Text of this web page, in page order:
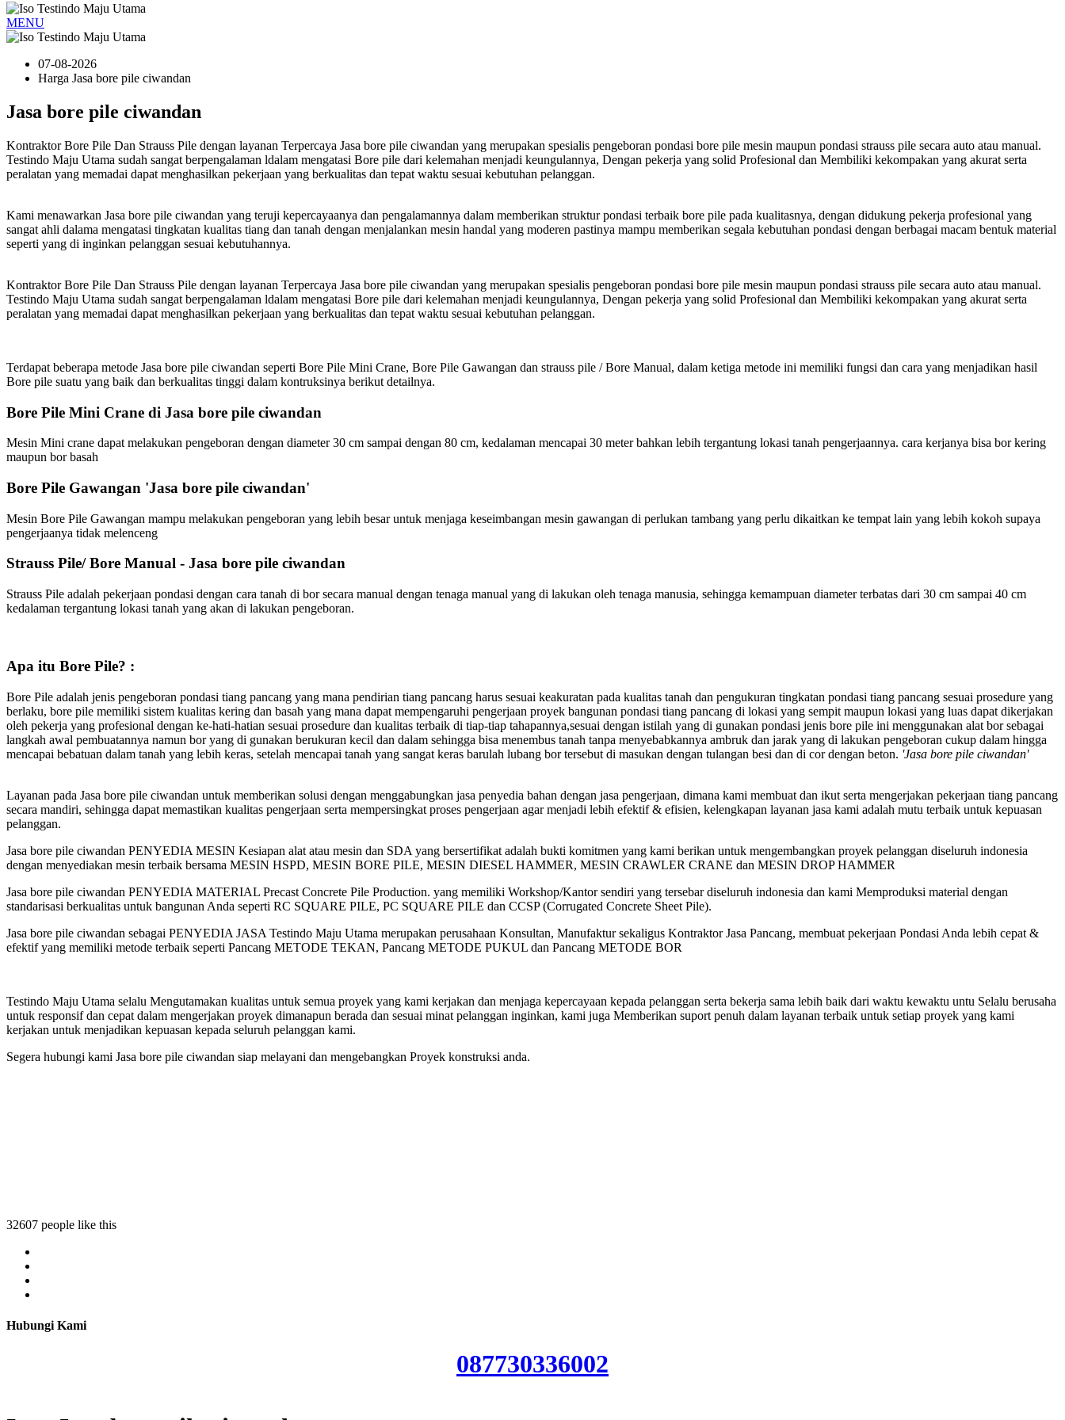
MENU
07-08-2026
Harga Jasa bore pile ciwandan
Jasa bore pile ciwandan
Kontraktor Bore Pile Dan Strauss Pile dengan layanan Terpercaya Jasa bore pile ciwandan yang merupakan spesialis pengeboran pondasi bore pile mesin maupun pondasi strauss pile secara auto atau manual.
Testindo Maju Utama sudah sangat berpengalaman ldalam mengatasi Bore pile dari kelemahan menjadi keungulannya, Dengan pekerja yang solid Profesional dan Membiliki kekompakan yang akurat serta
peralatan yang memadai dapat menghasilkan pekerjaan yang berkualitas dan tepat waktu sesuai kebutuhan pelanggan.
Kami menawarkan Jasa bore pile ciwandan yang teruji kepercayaanya dan pengalamannya dalam memberikan struktur pondasi terbaik bore pile pada kualitasnya, dengan didukung pekerja profesional yang
sangat ahli dalama mengatasi tingkatan kualitas tiang dan tanah dengan menjalankan mesin handal yang moderen pastinya mampu memberikan segala kebutuhan pondasi dengan berbagai macam bentuk material
seperti yang di inginkan pelanggan sesuai kebutuhannya.
Kontraktor Bore Pile Dan Strauss Pile dengan layanan Terpercaya Jasa bore pile ciwandan yang merupakan spesialis pengeboran pondasi bore pile mesin maupun pondasi strauss pile secara auto atau manual.
Testindo Maju Utama sudah sangat berpengalaman ldalam mengatasi Bore pile dari kelemahan menjadi keungulannya, Dengan pekerja yang solid Profesional dan Membiliki kekompakan yang akurat serta
peralatan yang memadai dapat menghasilkan pekerjaan yang berkualitas dan tepat waktu sesuai kebutuhan pelanggan.
Terdapat beberapa metode Jasa bore pile ciwandan seperti Bore Pile Mini Crane, Bore Pile Gawangan dan strauss pile / Bore Manual, dalam ketiga metode ini memiliki fungsi dan cara yang menjadikan hasil
Bore pile suatu yang baik dan berkualitas tinggi dalam kontruksinya berikut detailnya.
Bore Pile Mini Crane di Jasa bore pile ciwandan
Mesin Mini crane dapat melakukan pengeboran dengan diameter 30 cm sampai dengan 80 cm, kedalaman mencapai 30 meter bahkan lebih tergantung lokasi tanah pengerjaannya. cara kerjanya bisa bor kering
maupun bor basah
Bore Pile Gawangan 'Jasa bore pile ciwandan'
Mesin Bore Pile Gawangan mampu melakukan pengeboran yang lebih besar untuk menjaga keseimbangan mesin gawangan di perlukan tambang yang perlu dikaitkan ke tempat lain yang lebih kokoh supaya
pengerjaanya tidak melenceng
Strauss Pile/ Bore Manual - Jasa bore pile ciwandan
Strauss Pile adalah pekerjaan pondasi dengan cara tanah di bor secara manual dengan tenaga manual yang di lakukan oleh tenaga manusia, sehingga kemampuan diameter terbatas dari 30 cm sampai 40 cm
kedalaman tergantung lokasi tanah yang akan di lakukan pengeboran.
Apa itu Bore Pile? :
Bore Pile adalah jenis pengeboran pondasi tiang pancang yang mana pendirian tiang pancang harus sesuai keakuratan pada kualitas tanah dan pengukuran tingkatan pondasi tiang pancang sesuai prosedure yang
berlaku, bore pile memiliki sistem kualitas kering dan basah yang mana dapat mempengaruhi pengerjaan proyek bangunan pondasi tiang pancang di lokasi yang sempit maupun lokasi yang luas dapat dikerjakan
oleh pekerja yang profesional dengan ke-hati-hatian sesuai prosedure dan kualitas terbaik di tiap-tiap tahapannya,sesuai dengan istilah yang di gunakan pondasi jenis bore pile ini menggunakan alat bor sebagai
langkah awal pembuatannya namun bor yang di gunakan berukuran kecil dan dalam sehingga bisa menembus tanah tanpa menyebabkannya ambruk dan jarak yang di lakukan pengeboran cukup dalam hingga
mencapai bebatuan dalam tanah yang lebih keras, setelah mencapai tanah yang sangat keras barulah lubang bor tersebut di masukan dengan tulangan besi dan di cor dengan beton. 'Jasa bore pile ciwandan'
Layanan pada Jasa bore pile ciwandan untuk memberikan solusi dengan menggabungkan jasa penyedia bahan dengan jasa pengerjaan, dimana kami membuat dan ikut serta mengerjakan pekerjaan tiang pancang
secara mandiri, sehingga dapat memastikan kualitas pengerjaan serta mempersingkat proses pengerjaan agar menjadi lebih efektif & efisien, kelengkapan layanan jasa kami adalah mutu terbaik untuk kepuasan
pelanggan.
Jasa bore pile ciwandan PENYEDIA MESIN Kesiapan alat atau mesin dan SDA yang bersertifikat adalah bukti komitmen yang kami berikan untuk mengembangkan proyek pelanggan diseluruh indonesia
dengan menyediakan mesin terbaik bersama MESIN HSPD, MESIN BORE PILE, MESIN DIESEL HAMMER, MESIN CRAWLER CRANE dan MESIN DROP HAMMER
Jasa bore pile ciwandan PENYEDIA MATERIAL Precast Concrete Pile Production. yang memiliki Workshop/Kantor sendiri yang tersebar diseluruh indonesia dan kami Memproduksi material dengan
standarisasi berkualitas untuk bangunan Anda seperti RC SQUARE PILE, PC SQUARE PILE dan CCSP (Corrugated Concrete Sheet Pile).
Jasa bore pile ciwandan sebagai PENYEDIA JASA Testindo Maju Utama merupakan perusahaan Konsultan, Manufaktur sekaligus Kontraktor Jasa Pancang, membuat pekerjaan Pondasi Anda lebih cepat &
efektif yang memiliki metode terbaik seperti Pancang METODE TEKAN, Pancang METODE PUKUL dan Pancang METODE BOR
Testindo Maju Utama selalu Mengutamakan kualitas untuk semua proyek yang kami kerjakan dan menjaga kepercayaan kepada pelanggan serta bekerja sama lebih baik dari waktu kewaktu untu Selalu berusaha
untuk responsif dan cepat dalam mengerjakan proyek dimanapun berada dan sesuai minat pelanggan inginkan, kami juga Memberikan suport penuh dalam layanan terbaik untuk setiap proyek yang kami
kerjakan untuk menjadikan kepuasan kepada seluruh pelanggan kami.
Segera hubungi kami Jasa bore pile ciwandan siap melayani dan mengebangkan Proyek konstruksi anda.
32607 people like this
Hubungi Kami
087730336002